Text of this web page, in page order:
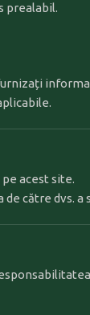
prealabil.
acest site.
către dvs. a